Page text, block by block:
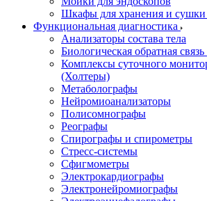
Шкафы для хранения и сушки
Функциональная диагностика
Анализаторы состава тела
Биологическая обратная
Комплексы суточного
(Холтеры)
Метаболографы
Нейромиоанализаторы
Полисомнографы
Реографы
Спирографы и спирометры
Стресс-системы
Сфигмометры
Электрокардиографы
Электронейромиографы